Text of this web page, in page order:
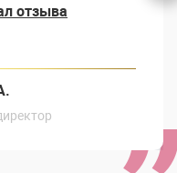
отзыва